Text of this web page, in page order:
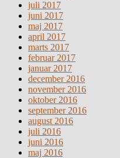
juli 2017
juni 2017
maj 2017
april 2017
marts 2017
februar 2017
januar 2017
december 2016
november 2016
oktober 2016
september 2016
august 2016
juli 2016
juni 2016
maj 2016